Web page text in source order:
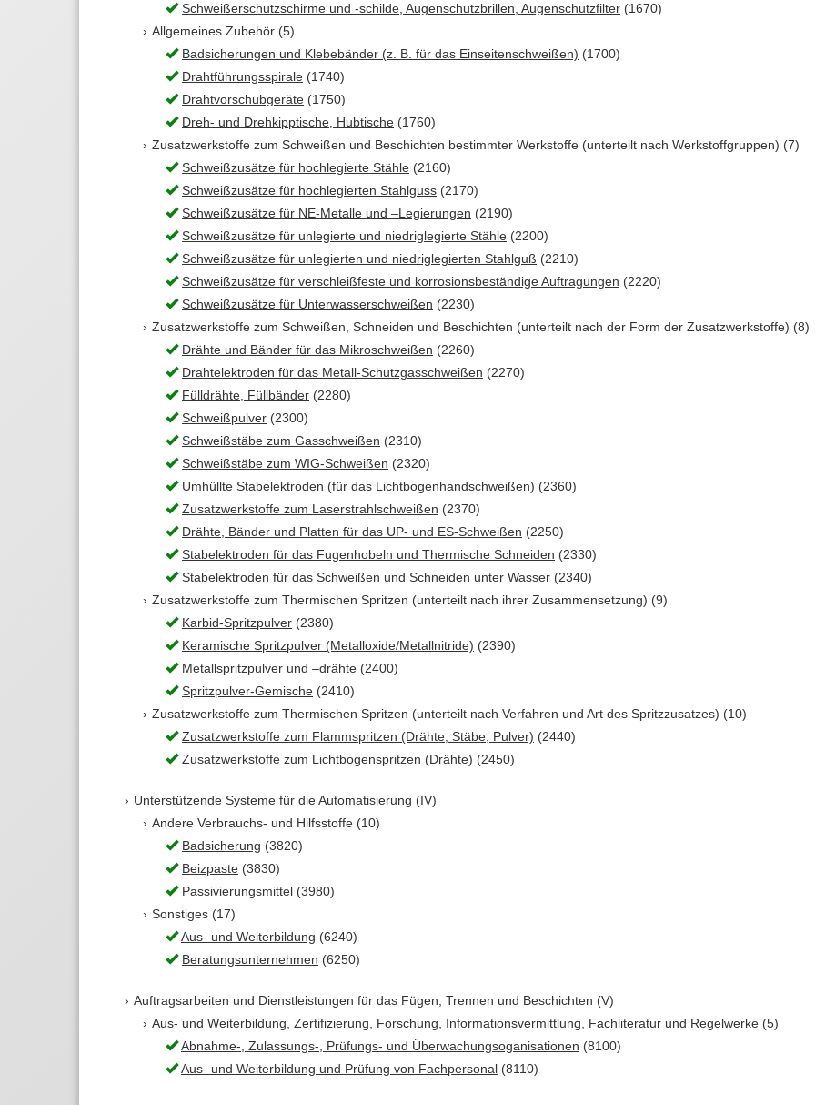
Schweißerschutzschirme und -schilde, Augenschutzbrillen, Augenschutzfilter (1670)
Allgemeines Zubehör (5)
Badsicherungen und Klebebänder (z. B. für das Einseitenschweißen) (1700)
Drahtführungsspirale (1740)
Drahtvorschubgeräte (1750)
Dreh- und Drehkipptische, Hubtische (1760)
Zusatzwerkstoffe zum Schweißen und Beschichten bestimmter Werkstoffe (unterteilt nach Werkstoffgruppen) (7)
Schweißzusätze für hochlegierte Stähle (2160)
Schweißzusätze für hochlegierten Stahlguss (2170)
Schweißzusätze für NE-Metalle und –Legierungen (2190)
Schweißzusätze für unlegierte und niedriglegierte Stähle (2200)
Schweißzusätze für unlegierten und niedriglegierten Stahlguß (2210)
Schweißzusätze für verschleißfeste und korrosionsbeständige Auftragungen (2220)
Schweißzusätze für Unterwasserschweißen (2230)
Zusatzwerkstoffe zum Schweißen, Schneiden und Beschichten (unterteilt nach der Form der Zusatzwerkstoffe) (8)
Drähte und Bänder für das Mikroschweißen (2260)
Drahtelektroden für das Metall-Schutzgasschweißen (2270)
Fülldrähte, Füllbänder (2280)
Schweißpulver (2300)
Schweißstäbe zum Gasschweißen (2310)
Schweißstäbe zum WIG-Schweißen (2320)
Umhüllte Stabelektroden (für das Lichtbogenhandschweißen) (2360)
Zusatzwerkstoffe zum Laserstrahlschweißen (2370)
Drähte, Bänder und Platten für das UP- und ES-Schweißen (2250)
Stabelektroden für das Fugenhobeln und Thermische Schneiden (2330)
Stabelektroden für das Schweißen und Schneiden unter Wasser (2340)
Zusatzwerkstoffe zum Thermischen Spritzen (unterteilt nach ihrer Zusammensetzung) (9)
Karbid-Spritzpulver (2380)
Keramische Spritzpulver (Metalloxide/Metallnitride) (2390)
Metallspritzpulver und –drähte (2400)
Spritzpulver-Gemische (2410)
Zusatzwerkstoffe zum Thermischen Spritzen (unterteilt nach Verfahren und Art des Spritzzusatzes) (10)
Zusatzwerkstoffe zum Flammspritzen (Drähte, Stäbe, Pulver) (2440)
Zusatzwerkstoffe zum Lichtbogenspritzen (Drähte) (2450)
Unterstützende Systeme für die Automatisierung (IV)
Andere Verbrauchs- und Hilfsstoffe (10)
Badsicherung (3820)
Beizpaste (3830)
Passivierungsmittel (3980)
Sonstiges (17)
Aus- und Weiterbildung (6240)
Beratungsunternehmen (6250)
Auftragsarbeiten und Dienstleistungen für das Fügen, Trennen und Beschichten (V)
Aus- und Weiterbildung, Zertifizierung, Forschung, Informationsvermittlung, Fachliteratur und Regelwerke (5)
Abnahme-, Zulassungs-, Prüfungs- und Überwachungsoganisationen (8100)
Aus- und Weiterbildung und Prüfung von Fachpersonal (8110)